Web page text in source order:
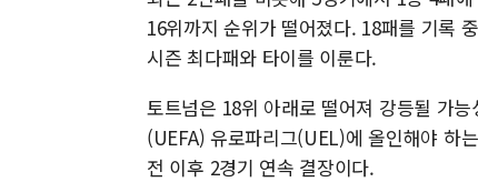
16위까지 순위가 떨어졌다. 18패를 기록
시즌 최다패와 타이를 이룬다.
토트넘은 18위 아래로 떨어져 강등될 가
(UEFA) 유로파리그(UEL)에 올인해야 하
전 이후 2경기 연속 결장이다.